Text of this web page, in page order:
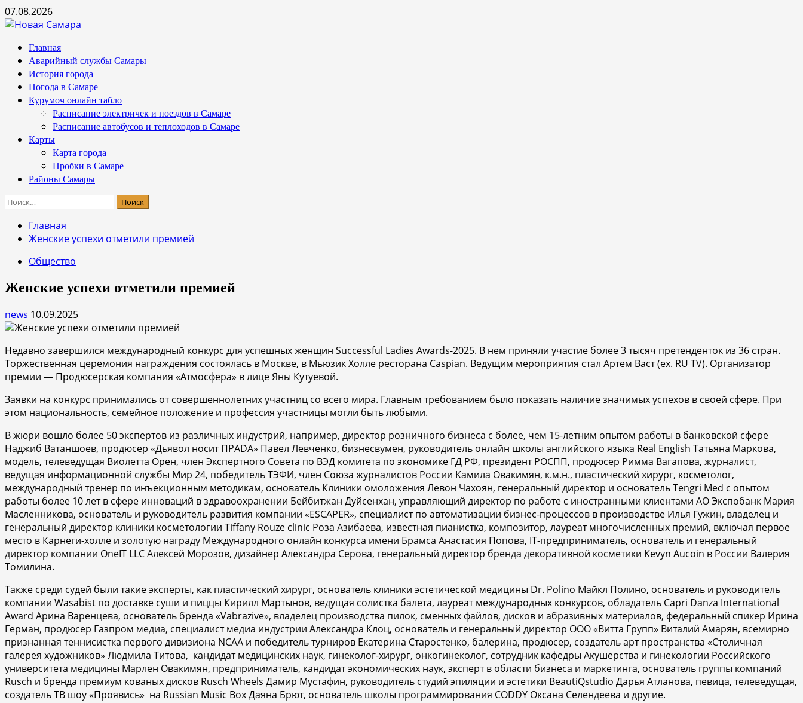
Перейти
к
07.08.2026
Основное
меню
Главная
Аварийный службы Самары
История города
Погода в Самаре
Курумоч онлайн табло
Расписание электричек и поездов в Самаре
Расписание автобусов и теплоходов в Самаре
Карты
Карта города
Пробки в Самаре
Районы Самары
Найти:
Главная
Женские успехи отметили премией
Общество
Женские успехи отметили премией
news 10.09.2025
Недавно завершился международный конкурс для успешных женщин Successful Ladies Awards-2025. В нем приняли участие более 3 тысяч претенденток из 36 стран.
Торжественная церемония награждения состоялась в Москве, в Мьюзик Холле ресторана Caspian. Ведущим мероприятия стал Aртем Васт (ex. RU TV). Организатор
премии — Продюсерская компания «Атмосфера» в лице Яны Кутуевой.
Заявки на конкурс принимались от совершеннолетних участниц со всего мира. Главным требованием было показать наличие значимых успехов в своей сфере. При
этом национальность, семейное положение и профессия участницы могли быть любыми.
В жюри вошло более 50 экспертов из различных индустрий, например, директор розничного бизнеса с более, чем 15-летним опытом работы в банковской сфере
Наджиб Ватаншоев, продюсер «Дьявол носит ПРАDA» Павел Левченко, бизнесвумен, руководитель онлайн школы английского языка Real English Татьяна Маркова,
модель, телеведущая Виолетта Орен, член Экспертного Совета по ВЭД комитета по экономике ГД РФ, президент РОСПП, продюсер Римма Вагапова, журналист,
ведущая информационной службы Мир 24, победитель ТЭФИ, член Союза журналистов России Камила Овакимян, к.м.н., пластический хирург, косметолог,
международный тренер по инъекционным методикам, основатель Клиники омоложения Левон Чахоян, генеральный директор и основатель Tengri Med с опытом
работы более 10 лет в сфере инноваций в здравоохранении Бейбитжан Дуйсенхан, управляющий директор по работе с иностранными клиентами АО Экспобанк Мария
Масленникова, основатель и руководитель развития компании «ESCAPER», специалист по автоматизации бизнес-процессов в производстве Илья Гужин, владелец и
генеральный директор клиники косметологии Tiffany Rouze clinic Роза Азибаева, известная пианистка, композитор, лауреат многочисленных премий, включая первое
место в Карнеги-холле и золотую награду Международного онлайн конкурса имени Брамса Анастасия Попова, IT-предприниматель, основатель и генеральный
директор компании OneIT LLC Алексей Морозов, дизайнер Александра Серова, генеральный директор бренда декоративной косметики Kevyn Aucoin в России Валерия
Томилина.
Также среди судей были такие эксперты, как пластический хирург, основатель клиники эстетической медицины Dr. Polino Майкл Полино, основатель и руководитель
компании Wasabist по доставке суши и пиццы Кирилл Мартынов, ведущая солистка балета, лауреат международных конкурсов, обладатель Capri Danza International
Award Арина Варенцева, основатель бренда «Vabrazive», владелец производства пилок, сменных файлов, дисков и абразивных материалов, федеральный спикер Ирина
Герман, продюсер Газпром медиа, специалист медиа индустрии Александра Клоц, основатель и генеральный директор ООО «Витта Групп» Виталий Амарян, всемирно
признанная теннисистка первого дивизиона NCAA и победитель турниров Екатерина Старостенко, балерина, продюсер, создатель арт пространства «Столичная
галерея художников» Людмила Титова, кандидат медицинских наук, гинеколог-хирург, онкогинеколог, сотрудник кафедры Акушерства и гинекологии Российского
университета медицины Марлен Овакимян, предприниматель, кандидат экономических наук, эксперт в области бизнеса и маркетинга, основатель группы компаний
Rusch и бренда премиум кованых дисков Rusch Wheels Дамир Мустафин, руководитель студий эпиляции и эстетики BeautiQstudio Дарья Атланова, певица, телеведущая,
создатель ТВ шоу «Проявись» на Russian Music Box Даяна Брют, основатель школы программирования CODDY Оксана Селендеева и другие.